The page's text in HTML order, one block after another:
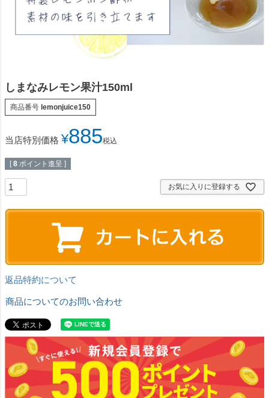
しまなみレモン果汁150ml
商品番号 lemonjuice150
当店特別価格 ¥885税込
[ 8 ポイント進呈 ]
お気に入りに登録する
返品特約について
商品についてのお問い合わせ